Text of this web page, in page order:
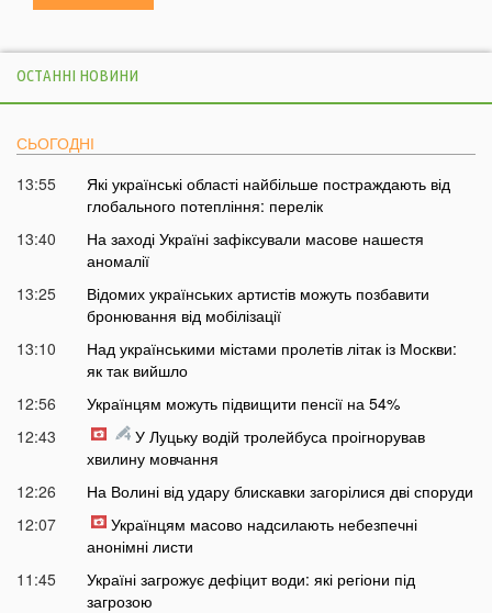
ОСТАННІ НОВИНИ
СЬОГОДНІ
13:55
Які українські області найбільше постраждають від
глобального потепління: перелік
13:40
На заході Україні зафіксували масове нашестя
аномалії
13:25
Відомих українських артистів можуть позбавити
бронювання від мобілізації
13:10
Над українськими містами пролетів літак із Москви:
як так вийшло
12:56
Українцям можуть підвищити пенсії на 54%
12:43
У Луцьку водій тролейбуса проігнорував
хвилину мовчання
12:26
На Волині від удару блискавки загорілися дві споруди
12:07
Українцям масово надсилають небезпечні
анонімні листи
11:45
Україні загрожує дефіцит води: які регіони під
загрозою